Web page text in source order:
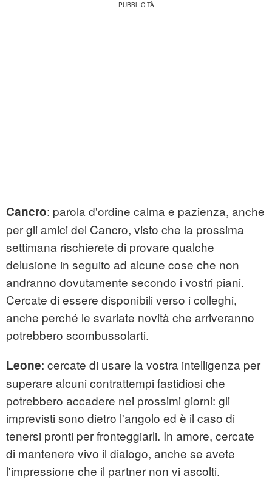
Cancro: parola d'ordine calma e pazienza, anche
per gli amici del Cancro, visto che la prossima
settimana rischierete di provare qualche
delusione in seguito ad alcune cose che non
andranno dovutamente secondo i vostri piani.
Cercate di essere disponibili verso i colleghi,
anche perché le svariate novità che arriveranno
potrebbero scombussolarti.
Leone: cercate di usare la vostra intelligenza per
superare alcuni contrattempi fastidiosi che
potrebbero accadere nei prossimi giorni: gli
imprevisti sono dietro l'angolo ed è il caso di
tenersi pronti per fronteggiarli. In amore, cercate
di mantenere vivo il dialogo, anche se avete
l'impressione che il partner non vi ascolti.